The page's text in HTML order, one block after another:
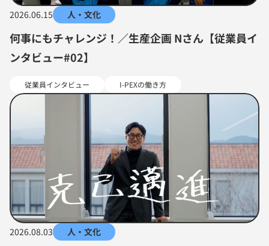
2026.06.15 人・文化
何事にもチャレンジ！／生産企画 Nさん【従業員イ
ンタビュー#02】
従業員インタビュー I-PEXの働き方
2026.08.03 人・文化